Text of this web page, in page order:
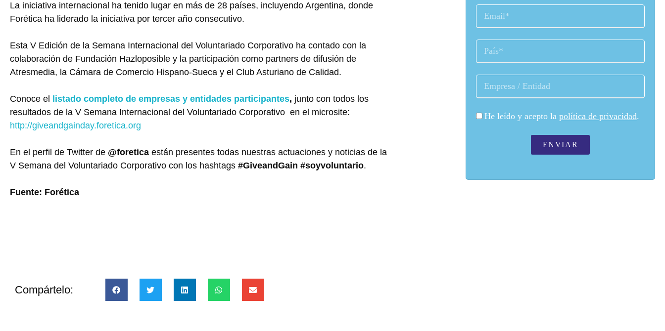
La iniciativa internacional ha tenido lugar en más de 28 países, incluyendo Argentina, donde
Forética ha liderado la iniciativa por tercer año consecutivo.
Esta V Edición de la Semana Internacional del Voluntariado Corporativo ha contado con la
colaboración de Fundación Hazloposible y la participación como partners de difusión de
Atresmedia, la Cámara de Comercio Hispano-Sueca y el Club Asturiano de Calidad.
Conoce el listado completo de empresas y entidades participantes, junto con todos los
resultados de la V Semana Internacional del Voluntariado Corporativo en el microsite:
http://giveandgainday.foretica.org
En el perfil de Twitter de @foretica están presentes todas nuestras actuaciones y noticias de la
V Semana del Voluntariado Corporativo con los hashtags #GiveandGain #soyvoluntario.
Fuente: Forética
Compártelo:
He leído y acepto la política de privacidad.
ENVIAR